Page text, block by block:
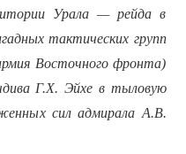
Урала — рейда в
тактических групп
Восточного фронта)
Г.Х. Эйхе в тыловую
сил адмирала А.В.